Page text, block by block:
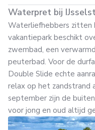
Waterpret bij
Waterliefhebbers zitten
vakantiepark beschikt
zwembad, een
peuterbad. Voor de
Double Slide echte
relax op het zandstrand
september zijn de
voor jong en oud altijd